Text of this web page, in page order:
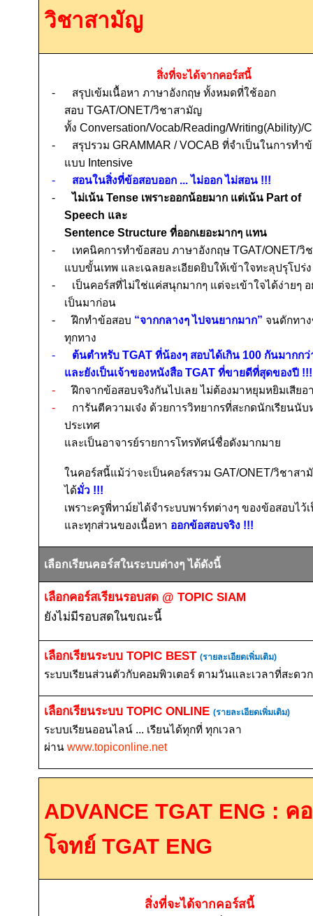
วิชาสามัญ
สิ่งที่จะได้จากคอร์สนี้
-
สรุปเข้มเนื้อหา ภาษาอังกฤษ ทั้งหมดที่ใช้ออก
สอบ TGAT/ONET/วิชาสามัญ
ทั้ง Conversation/Vocab/Reading/Writing(Ability)/
-
สรุปรวม GRAMMAR /VOCAB ที่จำเป็นในการทำ
แบบ Intensive
-
สอนในสิ่งที่ข้อสอบออก ... ไม่ออก ไม่สอน !!!
-
ไม่เน้น Tense เพราะออกน้อยมาก แต่เน้น Part of
Speech และ
Sentence Structure ที่ออกเยอะมากๆ แทน
-
เทคนิคการทำข้อสอบ ภาษาอังกฤษ TGAT/ONET/วิ
แบบขั้นเทพ และเฉลยละเอียดยิบให้เข้าใจทะลุปรุโปร่ง
-
เป็นคอร์สที่ไม่ใช่แค่สนุกมากๆ แต่จะเข้าใจได้ง่ายๆ
เป็นมาก่อน
-
ฝึกทำข้อสอบ “จากกลางๆ ไปจนยากมาก” จนดักทา
ทุกทาง
-
ต้นตำหรับ TGAT ที่น้องๆ สอบได้เกิน100กันมากก
และยังเป็นเจ้าของหนังสือ TGAT ที่ขายดีที่สุดของปี !!!
-
ฝึกจากข้อสอบจริงกันไปเลย ไม่ต้องมาหยุมหยิมเสีย
-
การันตีความเจ๋ง ด้วยการวิทยากรที่สะกดนักเรียนนั
ประเทศ
และเป็นอาจารย์รายการโทรทัศน์ชื่อดังมากมาย
ในคอร์สนี้แม้ว่าจะเป็นคอร์สรวม GAT/ONET/วิชาสา
ได้มั่ว !!!
เพราะครูพี่ทาม์ยได้จำระบบพาร์ทต่างๆ ของข้อสอบไว้
และทุกส่วนของเนื้อหา ออกข้อสอบจริง !!!
เลือกเรียนคอร์สในระบบต่างๆ ได้ดังนี้
เลือกคอร์สเรียนรอบสด @ TOPIC SIAM
ยังไม่มีรอบสดในขณะนี้
เลือกเรียนระบบTOPIC BEST (รายละเอียดเพิ่มเติม)
ระบบเรียนส่วนตัวกับคอมพิวเตอร์ ตามวันและเวลาที่สะดว
เลือกเรียนระบบTOPIC ONLINE (รายละเอียดเพิ่มเติม)
ระบบเรียนออนไลน์ ... เรียนได้ทุกที่ ทุกเวลา
ผ่านwww.topiconline.net
ADVANCE TGAT ENG : ค
โจทย์ TGAT ENG
สิ่งที่จะได้จากคอร์สนี้